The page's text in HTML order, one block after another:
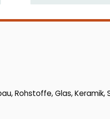
Rohstoffe, Glas, Keramik,